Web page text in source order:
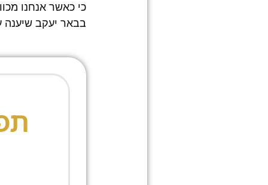
כי כאשר אנחנו
בבאר יעקב שיענה